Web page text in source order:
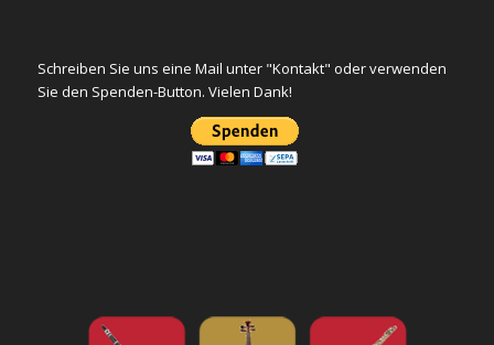
Schreiben Sie uns eine Mail unter "Kontakt" oder verwenden
Sie den Spenden-Button. Vielen Dank!